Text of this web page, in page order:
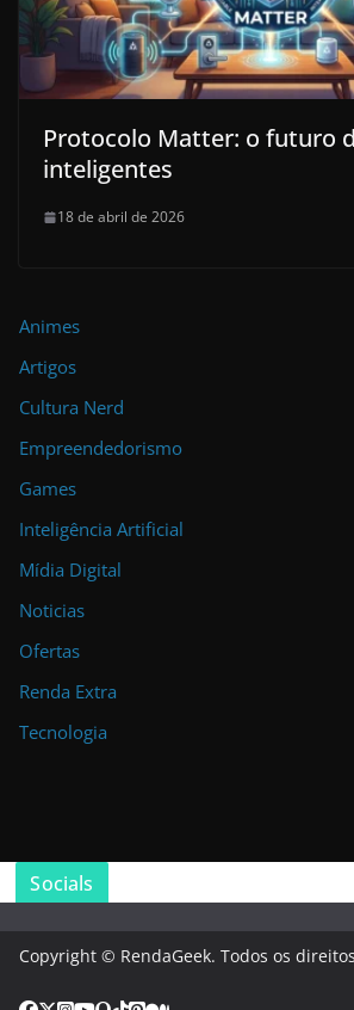
Protocolo Matter: o futuro
inteligentes
18 de abril de 2026
Animes
Artigos
Cultura Nerd
Empreendedorismo
Games
Inteligência Artificial
Mídia Digital
Noticias
Ofertas
Renda Extra
Tecnologia
Socials
Copyright © RendaGeek. Todos os